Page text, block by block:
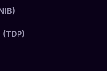
(TDP)